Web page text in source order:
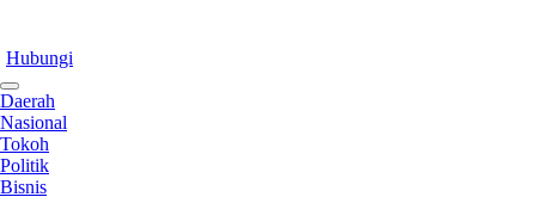
Hubungi
Daerah
Nasional
Tokoh
Politik
Bisnis